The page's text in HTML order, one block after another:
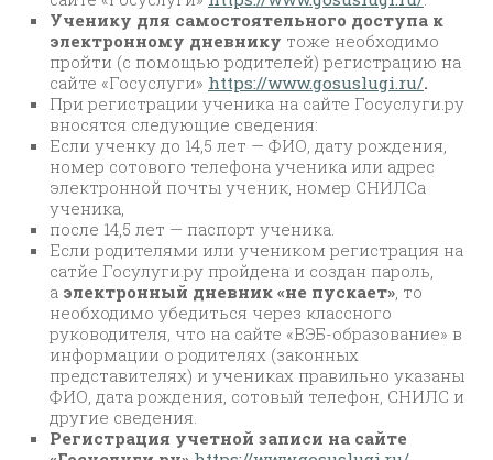
Ученику для самостоятельного доступа к
электронному дневнику тоже необходимо
пройти (с помощью родителей) регистрацию на
сайте «Госуслуги» https://www.gosuslugi.ru/.
При регистрации ученика на сайте Госуслуги.ру
вносятся следующие сведения:
Если ученку до 14,5 лет — ФИО, дату рождения,
номер сотового телефона ученика или адрес
электронной почты ученик, номер СНИЛСа
ученика,
после 14,5 лет — паспорт ученика.
Если родителями или учеником регистрация на
сатйе Госулуги.ру пройдена и создан пароль,
а электронный дневник «не пускает», то
необходимо убедиться через классного
руководителя, что на сайте «ВЭБ-образование» в
информации о родителях (законных
представителях) и учениках правильно указаны
ФИО, дата рождения, сотовый телефон, СНИЛС и
другие сведения.
Регистрация учетной записи на сайте